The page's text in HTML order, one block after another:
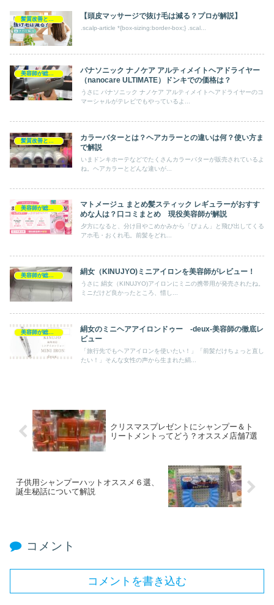
髪質改善とヘアの疑問 【頭皮マッサージで抜け毛は減る？プロが解説】
.scalp-article *{box-sizing:border-box;} .scal...
パナソニック ナノケア アルティメイトヘアドライヤー
（nanocare ULTIMATE）ドンキでの価格は？
うさに パナソニック ナノケア アルティメイトヘアドライヤーのコ
マーシャルがテレビでもやっているよ...
カラーバターとは？ヘアカラーとの違いは何？使い方ま
で解説
いまドンキホーテなどでたくさんカラーバターが販売されているよ
ね。ヘアカラーとどんな違いが...
マトメージュ まとめ髪スティック レギュラーがおすす
めな人は？口コミまとめ 現役美容師が解説
夕方になると、分け目やこめかみから「ぴょん」と飛び出してくる
アホ毛・おくれ毛。前髪をどれ...
絹女（KINUJYO)ミニアイロンを美容師がレビュー！
うさに 絹女（KINUJYO)アイロンにミニの携帯用が発売されたね。
ミニだけど良かったところ、惜し...
美容師が総評ヘアケア製品
絹女のミニヘアアイロンドゥー -deux-美容師の徹底レ
ビュー
「旅行先でもヘアアイロンを使いたい！」「前髪だけちょっと直し
たい！」そんな女性の声から生まれた絹...
クリスマスプレゼントにシャンプー＆ト
リートメントってどう？オススメ店舗7選
子供用シャンプーハットオススメ６選、
誕生秘話について解説
コメント
コメントを書き込む